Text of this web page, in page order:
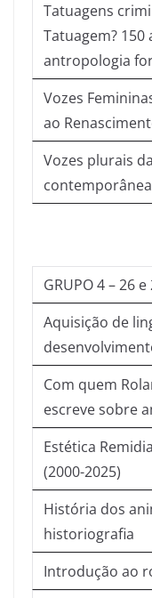
Tatuagens
Tatuagem?
antropologia
Vozes
ao
Vozes plurais
contemporânea
GRUPO 4 – 26 e
Aquisição de
Com quem
escreve sobre
Estética
(2000-2025)
História dos
historiografia
Introdução ao